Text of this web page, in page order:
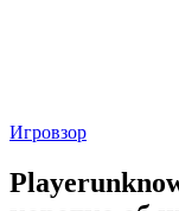
Игровзор